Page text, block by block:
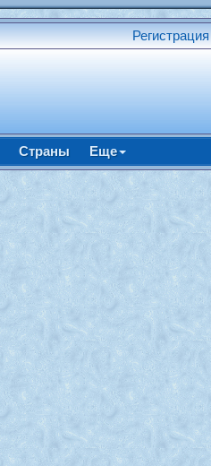
Регистрация
Страны Еще